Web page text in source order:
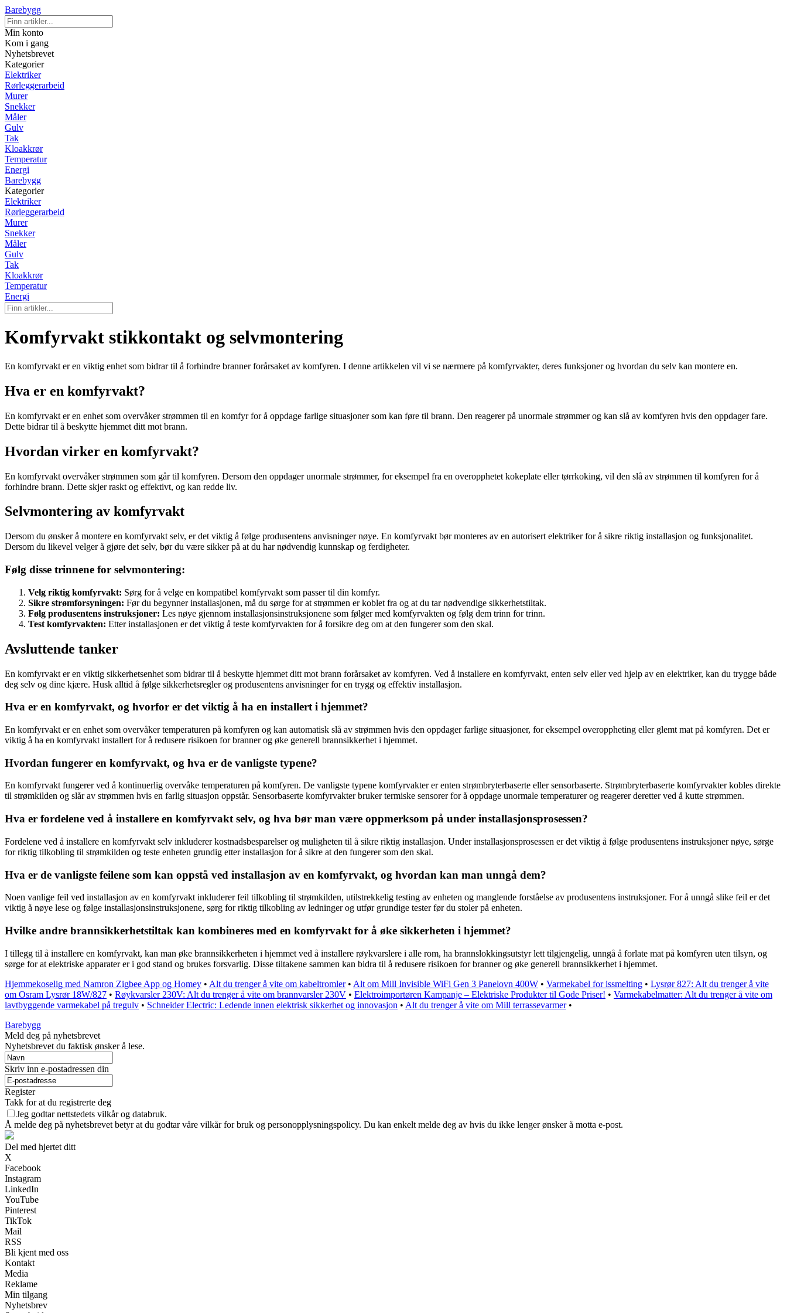
Barebygg
Min konto
Kom i gang
Nyhetsbrevet
Kategorier
Elektriker
Rørleggerarbeid
Murer
Snekker
Måler
Gulv
Tak
Kloakkrør
Temperatur
Energi
Barebygg
Kategorier
Elektriker
Rørleggerarbeid
Murer
Snekker
Måler
Gulv
Tak
Kloakkrør
Temperatur
Energi
Komfyrvakt stikkontakt og selvmontering
En komfyrvakt er en viktig enhet som bidrar til å forhindre branner forårsaket av komfyren. I denne artikkelen vil vi se nærmere på komfyrvakter, deres funksjoner og hvordan du selv kan montere en.
Hva er en komfyrvakt?
En komfyrvakt er en enhet som overvåker strømmen til en komfyr for å oppdage farlige situasjoner som kan føre til brann. Den reagerer på unormale strømmer og kan slå av komfyren hvis den oppdager fare.
Dette bidrar til å beskytte hjemmet ditt mot brann.
Hvordan virker en komfyrvakt?
En komfyrvakt overvåker strømmen som går til komfyren. Dersom den oppdager unormale strømmer, for eksempel fra en overopphetet kokeplate eller tørrkoking, vil den slå av strømmen til komfyren for å
forhindre brann. Dette skjer raskt og effektivt, og kan redde liv.
Selvmontering av komfyrvakt
Dersom du ønsker å montere en komfyrvakt selv, er det viktig å følge produsentens anvisninger nøye. En komfyrvakt bør monteres av en autorisert elektriker for å sikre riktig installasjon og funksjonalitet.
Dersom du likevel velger å gjøre det selv, bør du være sikker på at du har nødvendig kunnskap og ferdigheter.
Følg disse trinnene for selvmontering:
Velg riktig komfyrvakt: Sørg for å velge en kompatibel komfyrvakt som passer til din komfyr.
Sikre strømforsyningen: Før du begynner installasjonen, må du sørge for at strømmen er koblet fra og at du tar nødvendige sikkerhetstiltak.
Følg produsentens instruksjoner: Les nøye gjennom installasjonsinstruksjonene som følger med komfyrvakten og følg dem trinn for trinn.
Test komfyrvakten: Etter installasjonen er det viktig å teste komfyrvakten for å forsikre deg om at den fungerer som den skal.
Avsluttende tanker
En komfyrvakt er en viktig sikkerhetsenhet som bidrar til å beskytte hjemmet ditt mot brann forårsaket av komfyren. Ved å installere en komfyrvakt, enten selv eller ved hjelp av en elektriker, kan du trygge både
deg selv og dine kjære. Husk alltid å følge sikkerhetsregler og produsentens anvisninger for en trygg og effektiv installasjon.
Hva er en komfyrvakt, og hvorfor er det viktig å ha en installert i hjemmet?
En komfyrvakt er en enhet som overvåker temperaturen på komfyren og kan automatisk slå av strømmen hvis den oppdager farlige situasjoner, for eksempel overoppheting eller glemt mat på komfyren. Det er
viktig å ha en komfyrvakt installert for å redusere risikoen for branner og øke generell brannsikkerhet i hjemmet.
Hvordan fungerer en komfyrvakt, og hva er de vanligste typene?
En komfyrvakt fungerer ved å kontinuerlig overvåke temperaturen på komfyren. De vanligste typene komfyrvakter er enten strømbryterbaserte eller sensorbaserte. Strømbryterbaserte komfyrvakter kobles direkte
til strømkilden og slår av strømmen hvis en farlig situasjon oppstår. Sensorbaserte komfyrvakter bruker termiske sensorer for å oppdage unormale temperaturer og reagerer deretter ved å kutte strømmen.
Hva er fordelene ved å installere en komfyrvakt selv, og hva bør man være oppmerksom på under installasjonsprosessen?
Fordelene ved å installere en komfyrvakt selv inkluderer kostnadsbesparelser og muligheten til å sikre riktig installasjon. Under installasjonsprosessen er det viktig å følge produsentens instruksjoner nøye, sørge
for riktig tilkobling til strømkilden og teste enheten grundig etter installasjon for å sikre at den fungerer som den skal.
Hva er de vanligste feilene som kan oppstå ved installasjon av en komfyrvakt, og hvordan kan man unngå dem?
Noen vanlige feil ved installasjon av en komfyrvakt inkluderer feil tilkobling til strømkilden, utilstrekkelig testing av enheten og manglende forståelse av produsentens instruksjoner. For å unngå slike feil er det
viktig å nøye lese og følge installasjonsinstruksjonene, sørg for riktig tilkobling av ledninger og utfør grundige tester før du stoler på enheten.
Hvilke andre brannsikkerhetstiltak kan kombineres med en komfyrvakt for å øke sikkerheten i hjemmet?
I tillegg til å installere en komfyrvakt, kan man øke brannsikkerheten i hjemmet ved å installere røykvarslere i alle rom, ha brannslokkingsutstyr lett tilgjengelig, unngå å forlate mat på komfyren uten tilsyn, og
sørge for at elektriske apparater er i god stand og brukes forsvarlig. Disse tiltakene sammen kan bidra til å redusere risikoen for branner og øke generell brannsikkerhet i hjemmet.
Hjemmekoselig med Namron Zigbee App og Homey • Alt du trenger å vite om kabeltromler• Alt om Mill Invisible WiFi Gen 3 Panelovn 400W • Varmekabel for issmelting • Lysrør 827: Alt du trenger å vite
om Osram Lysrør 18W/827 • Røykvarsler 230V: Alt du trenger å vite om brannvarsler 230V • Elektroimportøren Kampanje – Elektriske Produkter til Gode Priser! • Varmekabelmatter: Alt du trenger å vite om
lavtbyggende varmekabel på tregulv • Schneider Electric: Ledende innen elektrisk sikkerhet og innovasjon • Alt du trenger å vite om Mill terrassevarmer•
Barebygg
Meld deg på nyhetsbrevet
Nyhetsbrevet du faktisk ønsker å lese.
Skriv inn e-postadressen din
Register
Takk for at du registrerte deg
Jeg godtar nettstedets vilkår og databruk.
Å melde deg på nyhetsbrevet betyr at du godtar våre vilkår for bruk og personopplysningspolicy. Du kan enkelt melde deg av hvis du ikke lenger ønsker å motta e-post.
Del med hjertet ditt
X
Facebook
Instagram
LinkedIn
YouTube
Pinterest
TikTok
Mail
RSS
Bli kjent med oss
Kontakt
Media
Reklame
Min tilgang
Nyhetsbrev